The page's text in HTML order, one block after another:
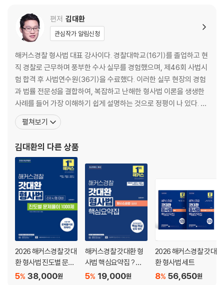
제3장 수사의 종결
제1절 수사의 종결
제2절 검사의 불기소처분에 대한 불복
제3절 공소제기 후의 수사
제2편 증거
제1절 기초이론
제2절 증명의 기본원칙
제3절 자백배제법칙
제5절 전문법칙
제6절 당사자의 동의와 증거능력
제7절 탄핵증거
제8절 자백의 보강법칙
제9절 공판조서의 증명력
편저 김대환
관심작가 알림신청
해커스경찰 형사법 대표 강사이다. 경찰대학교(16기)를 졸업하고 현
직 경찰로 근무하며 풍부한 수사 실무를 경험했으며, 제46회 사법시
험 합격 후 사법연수원(36기)을 수료했다. 이러한 실무 현장의 경험
과 법률 전문성을 결합하여, 복잡하고 난해한 형사법 이론을 생생한
사례를 들어 가장 이해하기 쉽게 설명하는 것으로 정평이 나 있다. 수
험생들 사이에서 ‘갓대환’이라 불리며 경찰 형사법 영역 일타강사로
서 압도적인 신뢰를 얻고 있으며, 방대한 판례와 법리를 명쾌하게 구
높이에 맞춘 명확한 강의력으로 매년 수많은 합격생을 배출
펼쳐보기
김대환의 다른 상품
2026 해커스경찰 갓대
환 형사법 진도별 문제
풀이 1000제 2차 시험
38,000원
5%
해커스경찰 갓대환 형
사법 핵심요약집 ? 형
사소송법(공판) (경찰
19,000원
5%
2026 해커스경찰 갓대
환 형사법 세트
56,650원
8%